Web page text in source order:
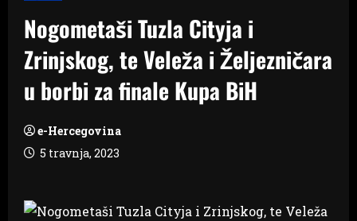
Nogometaši Tuzla Cityja i
Zrinjskog, te Veleža i Željezničara
u borbi za finale Kupa BiH
e-Hercegovina
5 travnja, 2023